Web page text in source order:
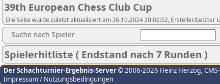
39th European Chess Club Cup
Die Seite wurde zuletzt aktualisiert am 26.10.2024 20:02:52, Ersteller/Letzter
Suche nach Spieler
Spielerhitliste ( Endstand nach 7 Runden )
Der Schachturnier-Ergebnis-Server© 2006-2026 Heinz Herzog,
Impressum / Nutzungsbedingungen